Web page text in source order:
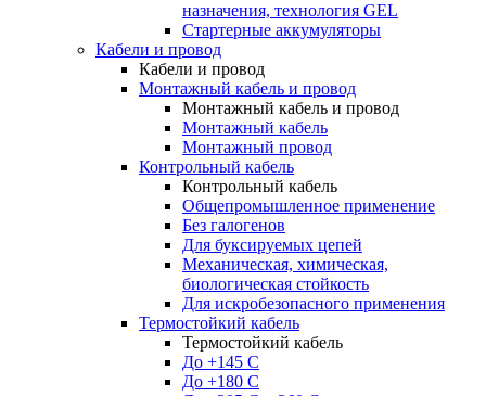
назначения, технология GEL
Стартерные аккумуляторы
Кабели и провод
Кабели и провод
Монтажный кабель и провод
Монтажный кабель и провод
Монтажный кабель
Монтажный провод
Контрольный кабель
Контрольный кабель
Общепромышленное применение
Без галогенов
Для буксируемых цепей
Механическая, химическая,
биологическая стойкость
Для искробезопасного применения
Термостойкий кабель
Термостойкий кабель
До +145 С
До +180 C